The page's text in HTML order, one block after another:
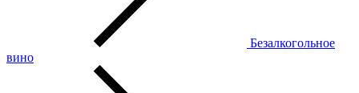
Безалкогольное
вино